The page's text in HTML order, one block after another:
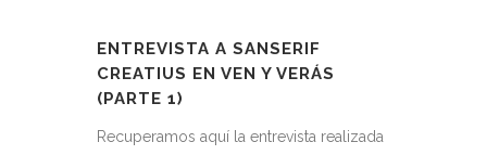
ENTREVISTA A SANSERIF
CREATIUS EN VEN Y VERÁS
(PARTE 1)
Recuperamos aquí la entrevista realizada